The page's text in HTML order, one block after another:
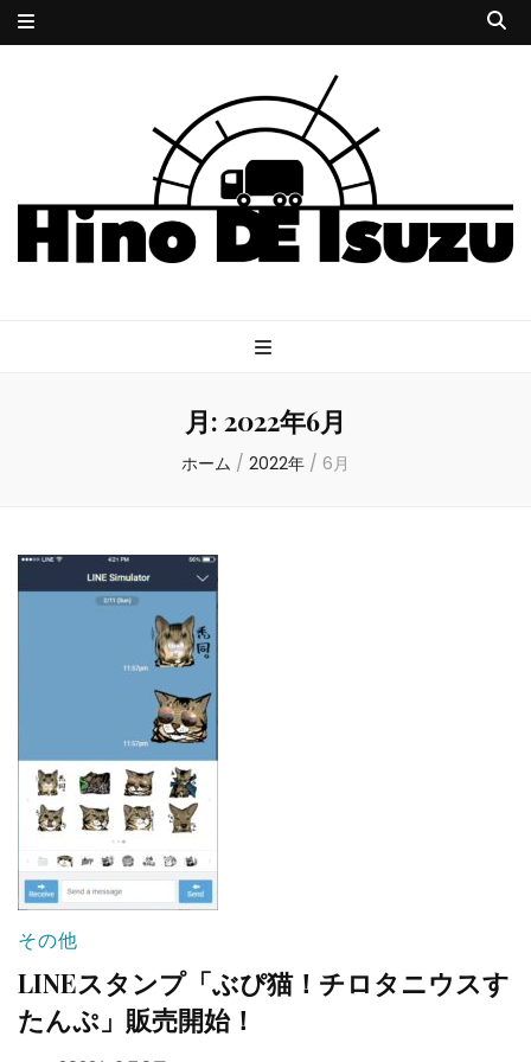
HINODE
ISUZU
月: 2022年6月
ホーム / 2022年 / 6月
その他
LINEスタンプ「ぶぴ猫！チロタニウスす
たんぷ」販売開始！